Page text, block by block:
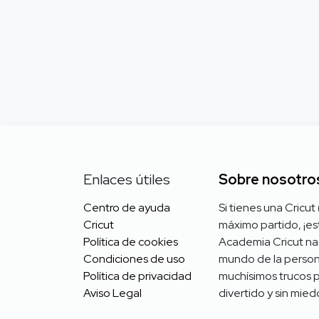
Enlaces útiles
Centro de ayuda
Cricut
Política de cookies
Condicionesde uso
Política de privacidad
Aviso Legal
Sobre
Si tienes una
máximo partido,
Academia Cricut
mundo de la
muchísimos trucos
divertido y sin